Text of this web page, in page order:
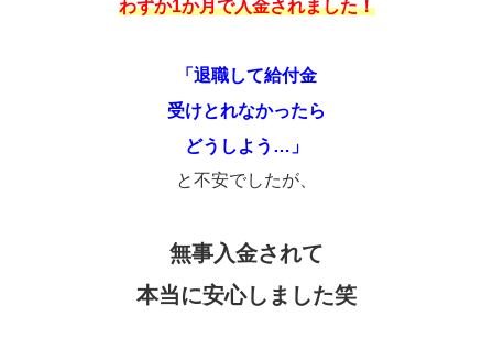
わずか1か月で入金されました！
「退職して給付金
受けとれなかったら
どうしよう…」
と不安でしたが、
無事入金されて
本当に安心しました笑